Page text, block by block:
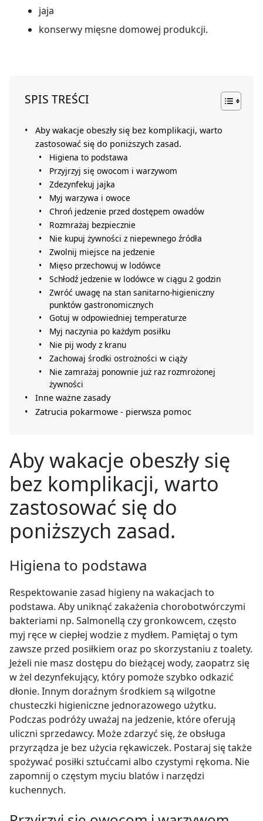
jaja
konserwy mięsne domowej produkcji.
SPIS TREŚCI
Aby wakacje obeszły się bez komplikacji, warto
zastosować się do poniższych zasad.
Higiena to podstawa
Przyjrzyj się owocom i warzywom
Zdezynfekuj jajka
Myj warzywa i owoce
Chroń jedzenie przed dostępem owadów
Rozmrażaj bezpiecznie
Nie kupuj żywności z niepewnego źródła
Zwolnij miejsce na jedzenie
Mięso przechowuj w lodówce
Schłodź jedzenie w lodówce w ciągu 2 godzin
Zwróć uwagę na stan sanitarno-higieniczny
punktów gastronomicznych
Gotuj w odpowiedniej temperaturze
Myj naczynia po każdym posiłku
Nie pij wody z kranu
Zachowaj środki ostrożności w ciąży
Nie zamrażaj ponownie już raz rozmrożonej
żywności
Inne ważne zasady
Zatrucia pokarmowe - pierwsza pomoc
Aby wakacje obeszły się
bez komplikacji, warto
zastosować się do
poniższych zasad.
Higiena to podstawa
Respektowanie zasad higieny na wakacjach to
podstawa. Aby uniknąć zakażenia chorobotwórczymi
bakteriami np. Salmonellą czy gronkowcem, często
myj ręce w ciepłej wodzie z mydłem. Pamiętaj o tym
zawsze przed posiłkiem oraz po skorzystaniu z toalety.
Jeżeli nie masz dostępu do bieżącej wody, zaopatrz się
w żel dezynfekujący, który pomoże szybko odkazić
dłonie. Innym doraźnym środkiem są wilgotne
chusteczki higieniczne jednorazowego użytku.
Podczas podróży uważaj na jedzenie, które oferują
uliczni sprzedawcy. Może zdarzyć się, że obsługa
przyrządza je bez użycia rękawiczek. Postaraj się także
spożywać posiłki sztućcami albo czystymi rękoma. Nie
zapomnij o częstym myciu blatów i narzędzi
kuchennych.